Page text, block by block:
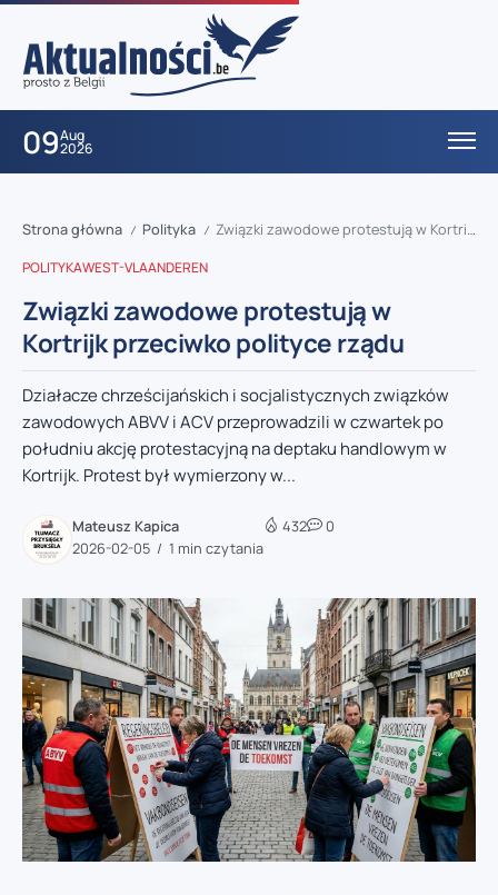
09Aug
2026
Strona główna / Polityka / Związki zawodowe protestują w Kortrijk przeciwko polityce rządu
POLITYKAWEST-VLAANDEREN
Związki zawodowe protestują w
Kortrijk przeciwko polityce rządu
Działacze chrześcijańskich i socjalistycznych związków
zawodowych ABVV i ACV przeprowadzili w czwartek po
południu akcję protestacyjną na deptaku handlowym w
Kortrijk. Protest był wymierzony w...
Mateusz Kapica
2026-02-05
1 min czytania
432 0